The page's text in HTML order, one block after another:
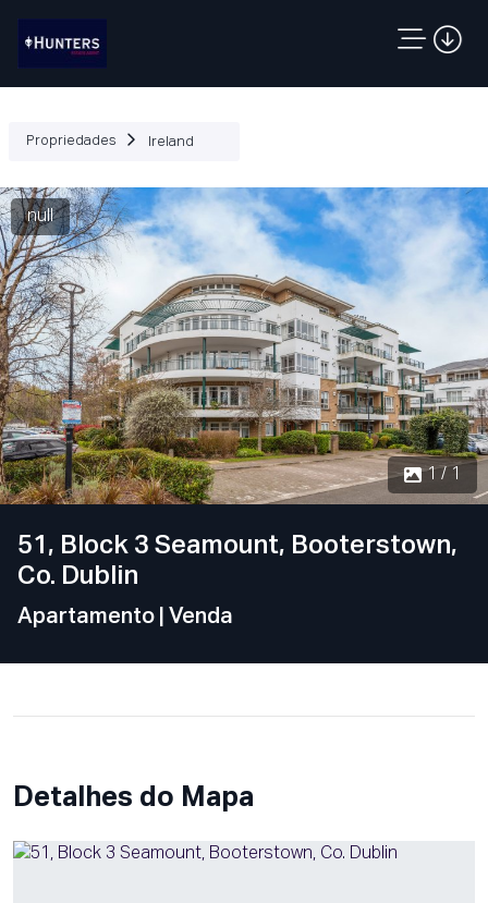
Propriedades Ireland
null
1 / 1
51, Block 3 Seamount, Booterstown,
Co. Dublin
Apartamento | Venda
Detalhes do Mapa